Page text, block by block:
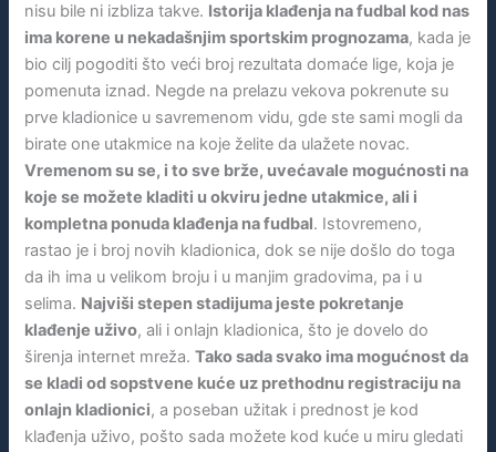
nisu bile ni izbliza takve. Istorija klađenja na fudbal kod nas
ima korene u nekadašnjim sportskim prognozama, kada je
bio cilj pogoditi što veći broj rezultata domaće lige, koja je
pomenuta iznad. Negde na prelazu vekova pokrenute su
prve kladionice u savremenom vidu, gde ste sami mogli da
birate one utakmice na koje želite da ulažete novac.
Vremenom su se, i to sve brže, uvećavale mogućnosti na
koje se možete kladiti u okviru jedne utakmice, ali i
kompletna ponuda klađenja na fudbal. Istovremeno,
rastao je i broj novih kladionica, dok se nije došlo do toga
da ih ima u velikom broju i u manjim gradovima, pa i u
selima. Najviši stepen stadijuma jeste pokretanje
klađenje uživo, ali i onlajn kladionica, što je dovelo do
širenja internet mreža.Tako sada svako ima mogućnost da
se kladi od sopstvene kuće uz prethodnu registraciju na
onlajn kladionici, a poseban užitak i prednost je kod
klađenja uživo, pošto sada možete kod kuće u miru gledati